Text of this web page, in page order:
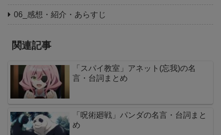
06_感想・紹介・あらすじ
関連記事
「スパイ教室」アネット(忘我)の名
言・台詞まとめ
「呪術廻戦」パンダの名言・台詞まと
め